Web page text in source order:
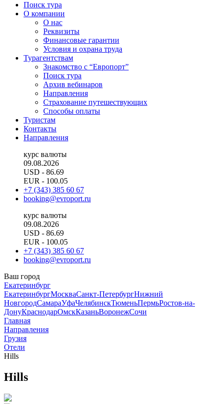
Поиск тура
О компании
О нас
Реквизиты
Финансовые гарантии
Условия и охрана труда
Турагентствам
Знакомство с “Европорт”
Поиск тура
Архив вебинаров
Направления
Страхование путешествующих
Способы оплаты
Туристам
Контакты
Направления
курс валюты
09.08.2026
USD - 86.69
EUR - 100.05
+7 (343) 385 60 67
booking@evroport.ru
курс валюты
09.08.2026
USD - 86.69
EUR - 100.05
+7 (343) 385 60 67
booking@evroport.ru
Ваш город
Екатеринбург
ЕкатеринбургМоскваСанкт-ПетербургНижний
НовгородСамараУфаЧелябинскТюменьПермьРостов-на-
ДонуКраснодарОмскКазаньВоронежСочи
Главная
Направления
Грузия
Отели
Hills
Hills